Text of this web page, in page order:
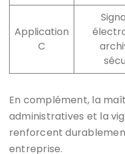
Application
C
En complément, la
administratives et la
renforcent
entreprise.